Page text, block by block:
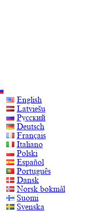
English
Latviešu
Русский
Deutsch
Français
Italiano
Polski
Español
Português
Dansk
Norsk bokmål
Suomi
Svenska